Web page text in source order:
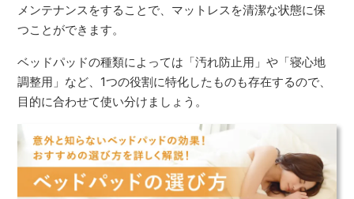
メンテナンスをすることで、マットレスを清潔な状態に保
つことができます。
ベッドパッドの種類によっては「汚れ防止用」や「寝心地
調整用」など、1つの役割に特化したものも存在するので、
目的に合わせて使い分けましょう。